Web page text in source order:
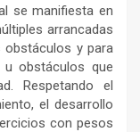
se manifiesta en
arrancadas
obstáculos y para
obstáculos que
Respetando el
el desarrollo
con pesos